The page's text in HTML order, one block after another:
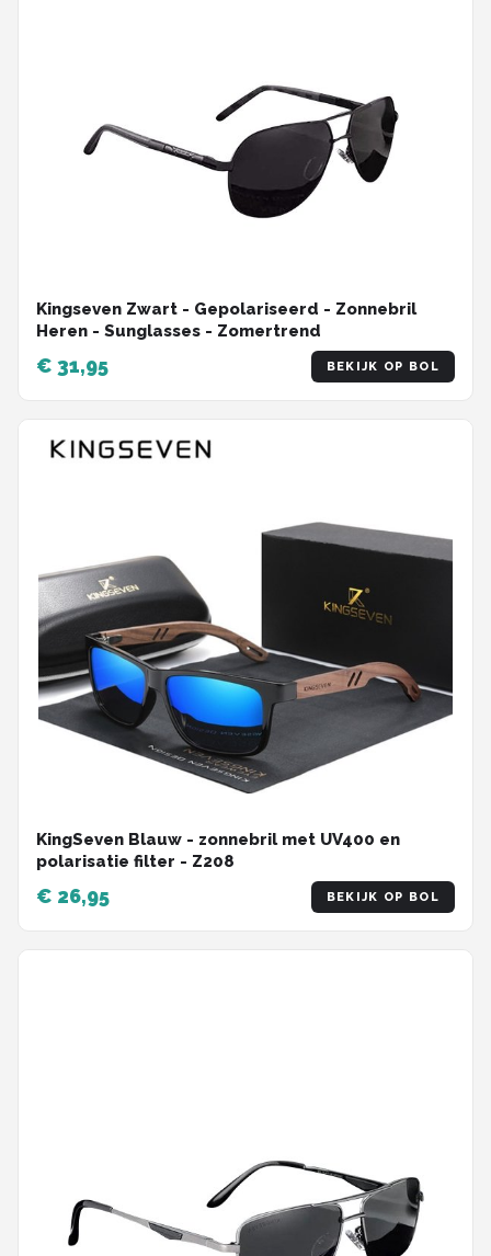
Kingseven Zwart - Gepolariseerd - Zonnebril
Heren - Sunglasses - Zomertrend
€ 31,95 BEKIJK OP BOL
KingSeven Blauw - zonnebril met UV400 en
polarisatie filter - Z208
€ 26,95 BEKIJK OP BOL